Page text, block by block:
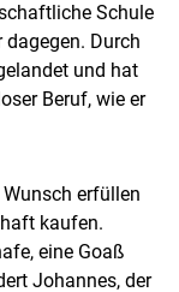
Schule
Durch
und hat
Beruf, wie er
erfüllen
kaufen.
eine Goaß
Johannes, der